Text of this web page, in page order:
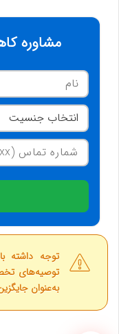
مشاوره
توجه داشته
توصیه‌های
به‌عنوان